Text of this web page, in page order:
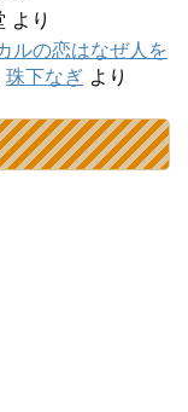
より
ルの恋はなぜ人を
珠下なぎ より